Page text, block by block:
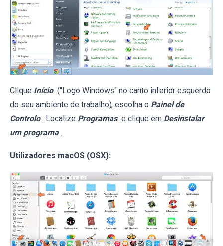
Clique Início ("Logo Windows" no canto inferior esquerdo
do seu ambiente de trabalho), escolha o Painel de
Controlo . Localize Programas e clique em Desinstalar
um programa .
Utilizadores macOS (OSX):